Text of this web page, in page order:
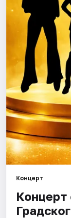
Города
Площадки
Артисты
Рейтинги
Концерт
Концерт